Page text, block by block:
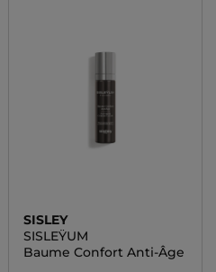
SISLEY
SISLEŸUM
Baume Confort Anti-Âge